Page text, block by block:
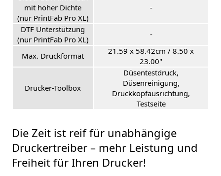
mit hoher Dichte
(nur PrintFab Pro XL)
-
DTF Unterstützung
(nur PrintFab Pro XL)
-
Max. Druckformat
21.59 x 58.42cm / 8.50 x
23.00"
Drucker-Toolbox
Düsentestdruck,
Düsenreinigung,
Druckkopfausrichtung,
Testseite
Die Zeit ist reif für unabhängige
Druckertreiber – mehr Leistung und
Freiheit für Ihren Drucker!